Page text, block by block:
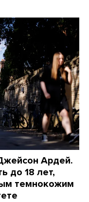
Ардей.
до 18 лет,
темнокожим